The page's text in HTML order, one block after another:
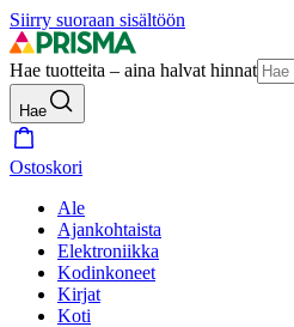
Siirry suoraan sisältöön
Hae tuotteita – aina halvat hinnat
Hae
Ostoskori
Ale
Ajankohtaista
Elektroniikka
Kodinkoneet
Kirjat
Koti